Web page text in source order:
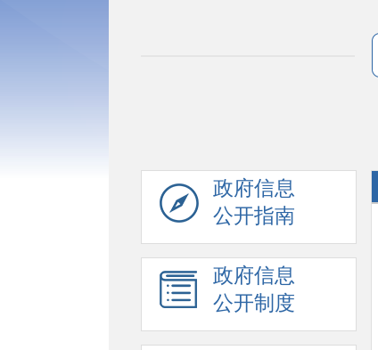
政府信息
公开指南
政府信息
公开制度